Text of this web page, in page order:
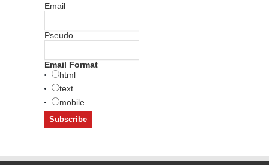
Email
Pseudo
Email Format
html
text
mobile